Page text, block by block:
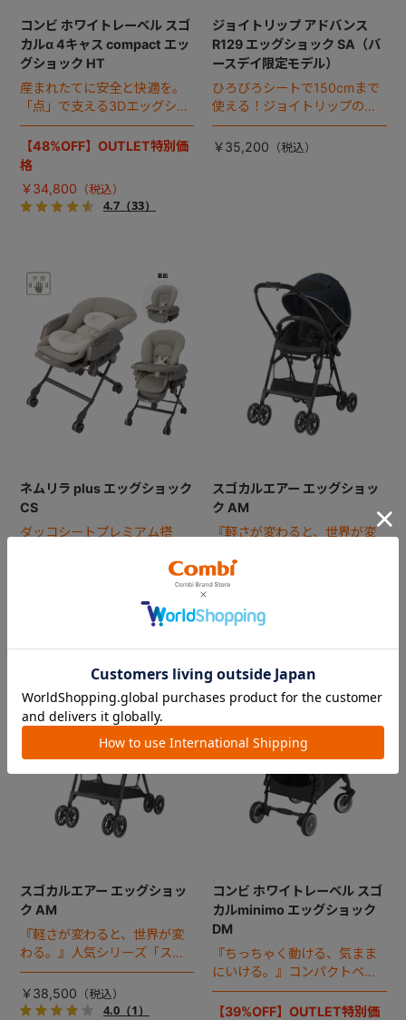
コンビ ホワイトレーベル スゴ
カルα 4キャス compact エッ
グショック HT
産まれたてに安全と快適を。
「点」で支える3Dエッグショ
ックを新搭載！ママにも赤ち
ゃんにも嬉しい機能満載のオ
ート4キャスベビーカーです。
【48%OFF】OUTLET特別価
格
￥34,800
4.7（33）
ジョイトリップ アドバンス
R129 エッグショック SA（バ
ースデイ限定モデル）
ひろびろシートで150cmまで
使える！ジョイトリップのバ
ースデイ限定モデル。
￥35,200
ネムリラ plus エッグショック
CS
ダッコシートプレミアム搭
なった手動スウィングラッ
（1）
スゴカルエアー エッグショッ
ク AM
『軽さが変わると、世界が変
カル」の超軽量モデル。
￥38,500
スゴカルエアー エッグショッ
ク AM
『軽さが変わると、世界が変
わる。』人気シリーズ「スゴ
カル」の超軽量モデル。
￥38,500
4.0（1）
コンビ ホワイトレーベル スゴ
カルminimo エッグショック
DM
『ちっちゃく動ける、気まま
にいける。』コンパクトベビ
ーカーのスタンダードモデ
ル。
【39%OFF】OUTLET特別価